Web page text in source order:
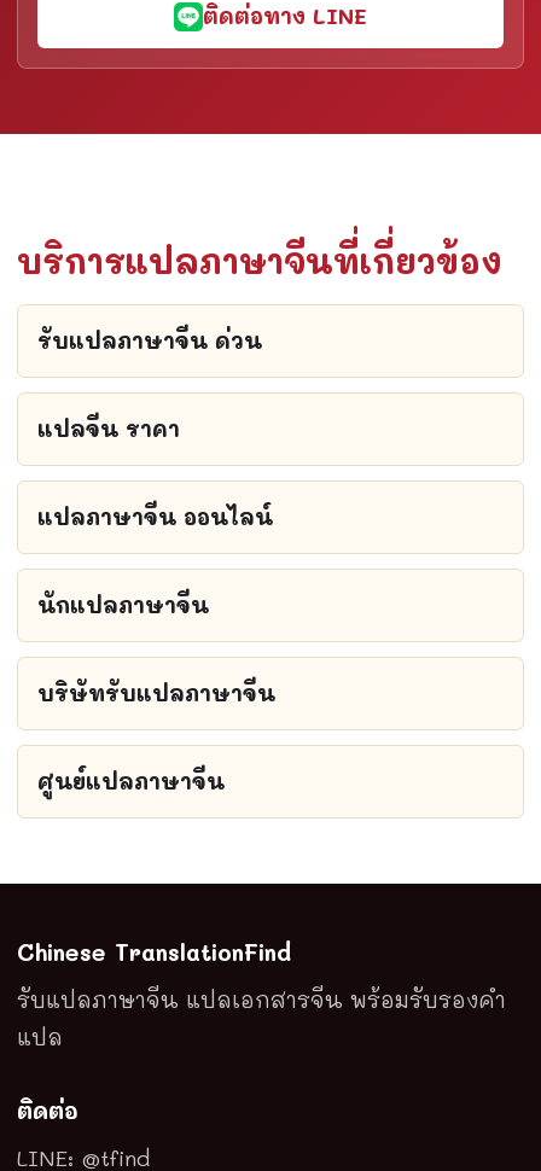
ติดต่อทาง LINE
บริการแปลภาษาจีนที่เกี่ยวข้อง
รับแปลภาษาจีน ด่วน
แปลจีน ราคา
แปลภาษาจีน ออนไลน์
นักแปลภาษาจีน
บริษัทรับแปลภาษาจีน
ศูนย์แปลภาษาจีน
Chinese TranslationFind
รับแปลภาษาจีน แปลเอกสารจีน พร้อมรับรองคำ
แปล
ติดต่อ
LINE: @tfind